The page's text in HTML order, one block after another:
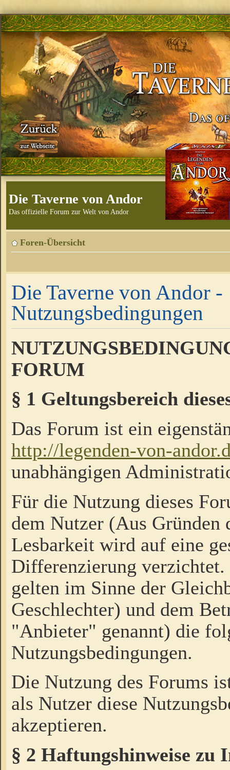
Die Taverne von Andor
Das offizielle Forum zur Welt von Andor
Foren-Übersicht
Die Taverne von Andor -
Nutzungsbedingungen
FORUM
§ 1 Geltungsbereich
Das Forum ist ein
http://legenden-von-
unabhängigen
Für die Nutzung dieses
dem Nutzer (Aus Gründen
Lesbarkeit wird auf eine
Differenzierung
gelten im Sinne der
Geschlechter) und dem
"Anbieter" genannt) die
Nutzungsbedingungen.
Die Nutzung des Forums
als Nutzer diese
akzeptieren.
§ 2 Haftungshinweise zu